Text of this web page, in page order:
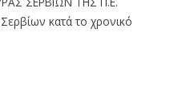
κατά το χρονικό